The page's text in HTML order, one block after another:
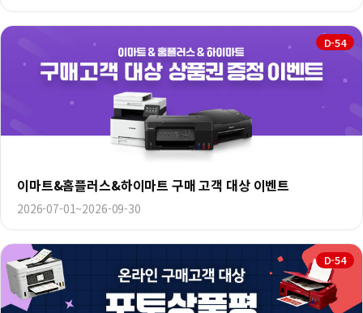
D-54
이마트&홈플러스&하이마트 구매 고객 대상 이벤트
2026-07-01~2026-09-30
D-54